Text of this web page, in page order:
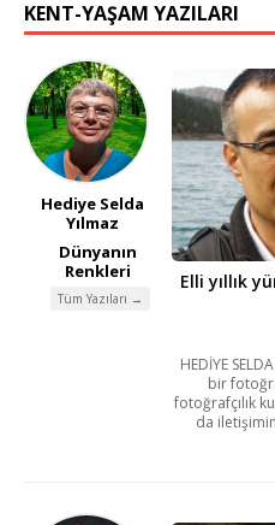
KENT-YAŞAM YAZILARI
Hediye Selda
Yılmaz
Dünyanın
Renkleri
Tüm Yazıları →
Elli yıllık
HEDİYE
bir
fotoğrafçılık
da